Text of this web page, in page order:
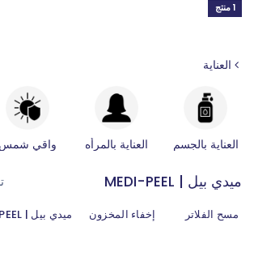
1 منتج
العناية
العناية بالجسم العناية بالمرأه واقي شمس
ميدي بيل | MEDI-PEEL
مسح الفلاتر إخفاء المخزون ميدي بيل | MEDI-PEEL